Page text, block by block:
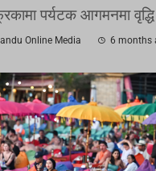
पर्यटक आगमनमा
Online Media 6 months